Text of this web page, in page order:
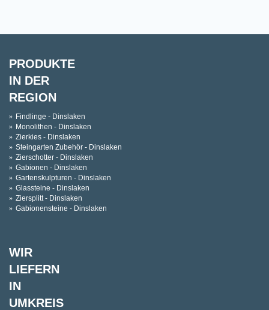
PRODUKTE
IN DER
REGION
Findlinge - Dinslaken
Monolithen - Dinslaken
Zierkies - Dinslaken
Steingarten Zubehör - Dinslaken
Zierschotter - Dinslaken
Gabionen - Dinslaken
Gartenskulpturen - Dinslaken
Glassteine - Dinslaken
Ziersplitt - Dinslaken
Gabionensteine - Dinslaken
WIR
LIEFERN
IN
UMKREIS